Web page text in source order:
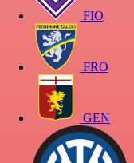
FIO
FRO
GEN